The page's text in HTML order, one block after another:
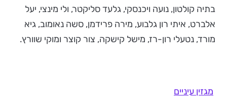
בתיה קולטון, נועה ויכנסקי, גלעד סליקטר, ולי מינצי, יעל
אלברט, איתי רון גלבוע, מירה פרידמן, סשה נאומוב, גיא
מורד, נטעלי רון-רז, מישל קישקה, צור קוצר ומוקי שוורץ.
מגזין עיניים